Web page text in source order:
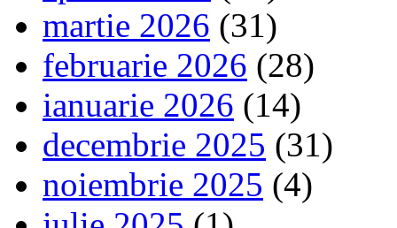
martie 2026 (31)
februarie 2026 (28)
ianuarie 2026 (14)
decembrie 2025 (31)
noiembrie 2025 (4)